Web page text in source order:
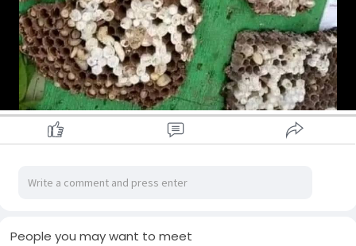
People you may want to meet